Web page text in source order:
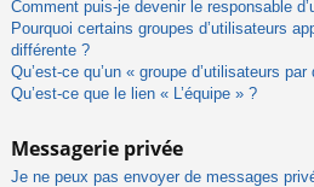
Comment puis-je devenir le responsable
Pourquoi certains groupes d’utilisateurs
différente ?
Qu’est-ce qu’un « groupe d’utilisateurs
Qu’est-ce que le lien « L’équipe » ?
Messagerie privée
Je ne peux pas envoyer de messages